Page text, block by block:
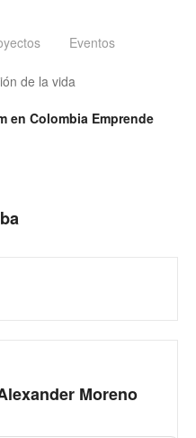
Eventos
de la vida
en Colombia Emprende
Moreno